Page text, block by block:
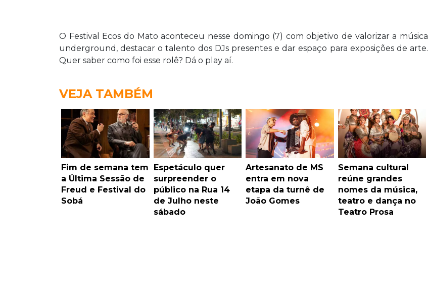
O Festival Ecos do Mato aconteceu nesse domingo (7) com objetivo de valorizar a música
underground, destacar o talento dos DJs presentes e dar espaço para exposições de arte.
Quer saber como foi esse rolê? Dá o play aí.
VEJA TAMBÉM
Fim de semana tem
a Última Sessão de
Freud e Festival do
Sobá
Espetáculo quer
surpreender o
público na Rua 14
de Julho neste
sábado
Artesanato de MS
entra em nova
etapa da turnê de
João Gomes
Semana cultural
reúne grandes
nomes da música,
teatro e dança no
Teatro Prosa